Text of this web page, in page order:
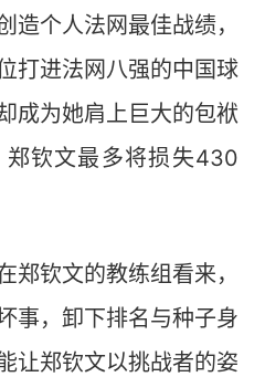
造个人法网最佳战绩，
打进法网八强的中国球
成为她肩上巨大的包袱
钦文最多将损失430
钦文的教练组看来，
事，卸下排名与种子身
让郑钦文以挑战者的姿